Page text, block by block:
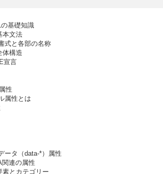
基礎知識
本文法
式と各部の名称
体構造
宣言
性
属性とは
ータ（data-*）属性
関連の属性
素とカテゴリー